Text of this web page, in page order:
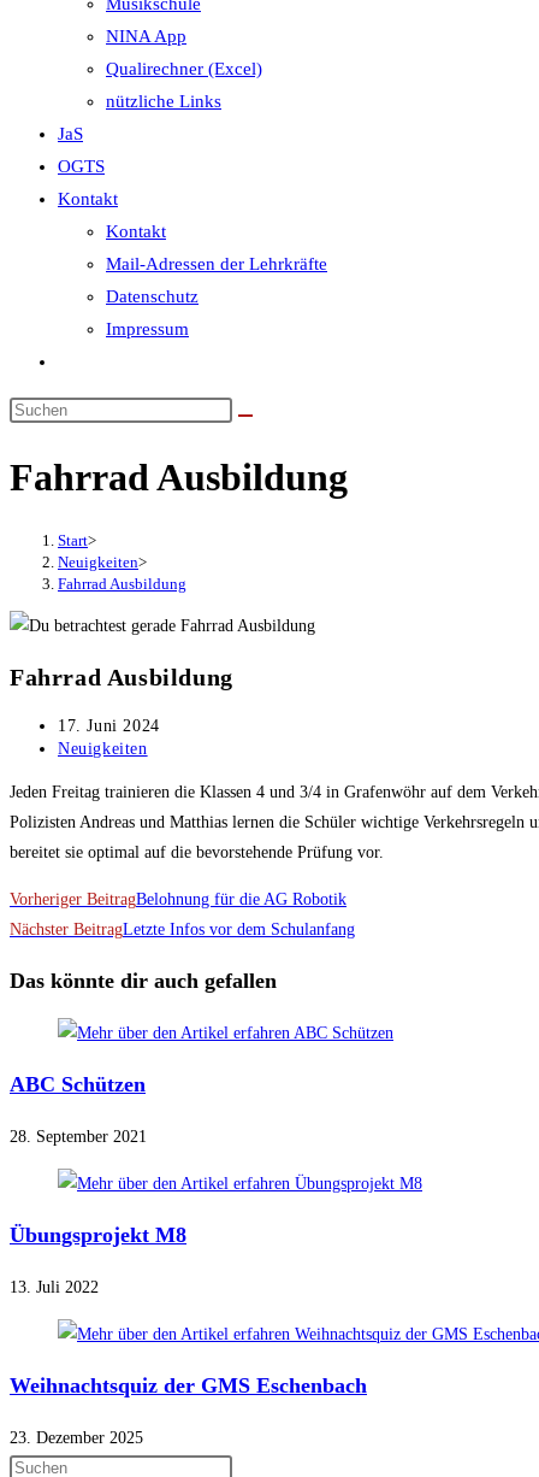
NINA App
Qualirechner (Excel)
nützliche Links
JaS
OGTS
Kontakt
Kontakt
Mail-Adressen der Lehrkräfte
Datenschutz
Impressum
umschalten
Fahrrad Ausbildung
Start>
Neuigkeiten>
Fahrrad Ausbildung
Fahrrad Ausbildung
Beitrag
veröffentlicht:
17. Juni 2024
Beitrags-
Neuigkeiten
Jeden Freitag trainieren die Klassen 4 und 3/4 in Grafenwöhr auf dem
Polizisten Andreas und Matthias lernen die Schüler wichtige Verkehrsregeln
bereitet sie optimal auf die bevorstehende Prüfung vor.
Weitere
Artikel
ansehen
Vorheriger BeitragBelohnung für die AG Robotik
Nächster BeitragLetzte Infos vor dem Schulanfang
Das könnte dir auch gefallen
ABC Schützen
28. September 2021
Übungsprojekt M8
13. Juli 2022
Weihnachtsquiz der GMS Eschenbach
23. Dezember 2025